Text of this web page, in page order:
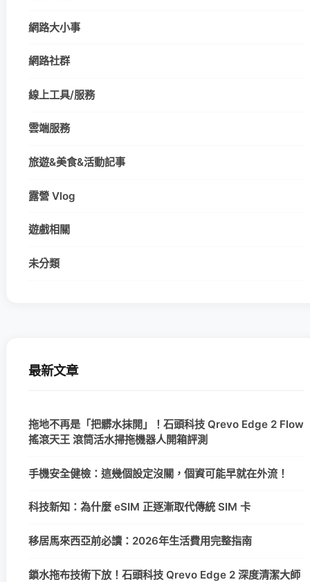
網路大小事
網路社群
線上工具/服務
雲端服務
旅遊&美食&活動記事
露營 Vlog
遊戲相關
未分類
最新文章
拖地不再是「把髒水抹開」！石頭科技 Qrevo Edge 2 Flow
搖滾天王 滾筒活水掃拖機器人開箱評測
手機安全健檢：這幾個設定沒關，個資可能早就在外流！
科技新知：為什麼 eSIM 正逐漸取代傳統 SIM 卡
移居馬來西亞前必讀：2026年生活費用完整指南
鎖水拖布技術下放！石頭科技 Qrevo Edge 2 深度清潔大師